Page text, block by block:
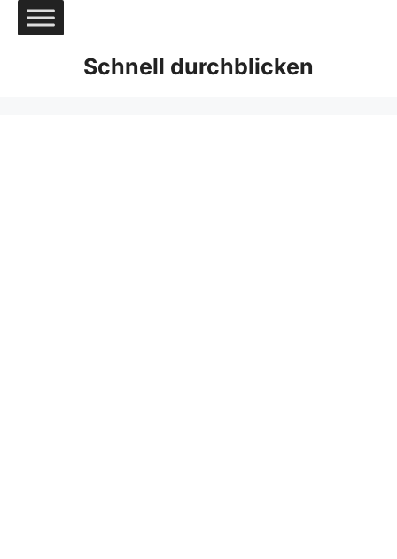
Zum
Inhalt
Schnell durchblicken